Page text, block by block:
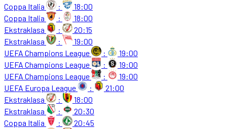
Coppa Italia
:
18:00
Coppa Italia
:
18:00
Ekstraklasa
:
20:15
Ekstraklasa
:
19:00
UEFA Champions League
:
19:00
UEFA Champions League
:
19:00
UEFA Champions League
:
19:00
UEFA Europa League
:
21:00
Ekstraklasa
:
18:00
Ekstraklasa
:
20:30
Coppa Italia
:
20:45